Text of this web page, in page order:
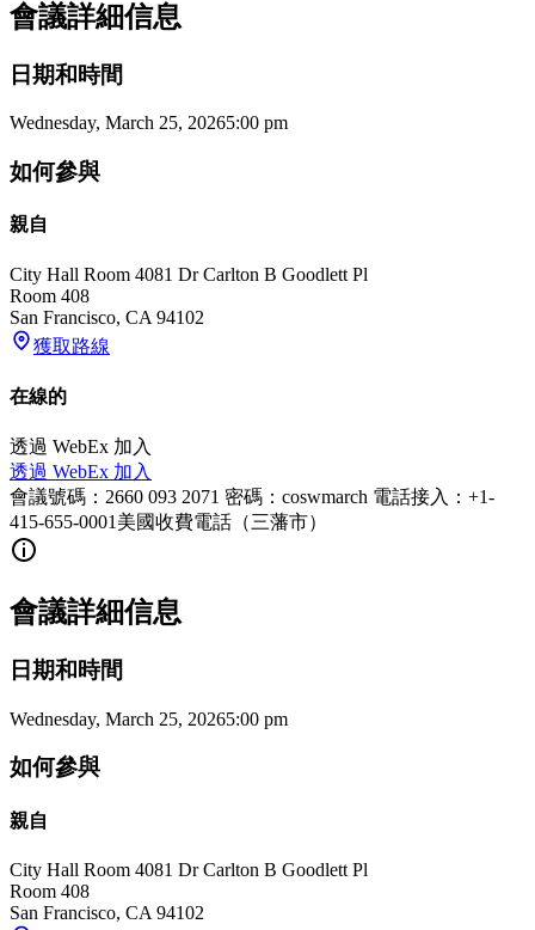
會議詳細信息
日期和時間
Wednesday, March 25, 20265:00 pm
如何參與
親自
City Hall Room 4081 Dr Carlton B Goodlett Pl
Room 408
San Francisco, CA 94102
獲取路線
在線的
透過 WebEx 加入
透過 WebEx 加入
會議號碼：2660 093 2071 密碼：coswmarch 電話接入：+1-
415-655-0001美國收費電話（三藩市）
會議詳細信息
日期和時間
Wednesday, March 25, 20265:00 pm
如何參與
親自
City Hall Room 4081 Dr Carlton B Goodlett Pl
Room 408
San Francisco, CA 94102